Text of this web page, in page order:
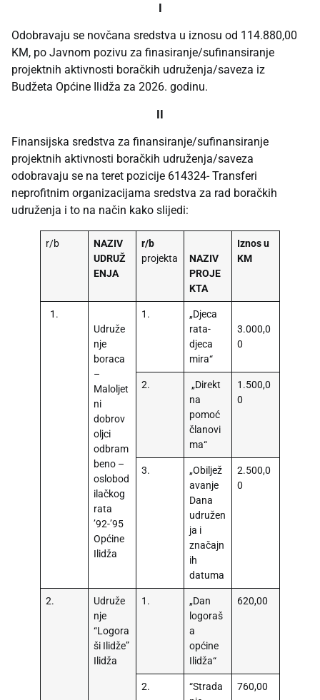
I
Odobravaju se novčana sredstva u iznosu od 114.880,00
KM, po Javnom pozivu za finasiranje/sufinansiranje
projektnih aktivnosti boračkih udruženja/saveza iz
Budžeta Općine Ilidža za 2026. godinu.
II
Finansijska sredstva za finansiranje/sufinansiranje
projektnih aktivnosti boračkih udruženja/saveza
odobravaju se na teret pozicije 614324- Transferi
neprofitnim organizacijama sredstva za rad boračkih
udruženja i to na način kako slijedi:
r/b
NAZIV
UDRUŽ
ENJA
r/b
projekta
NAZIV
PROJE
KTA
Iznos u
KM
1.
Udruže
nje
boraca
–
Maloljet
ni
dobrov
oljci
odbram
beno –
oslobod
ilačkog
rata
’92-’95
Općine
Ilidža
1.
„Djeca
rata-
djeca
mira“
3.000,0
0
2.
„Direkt
na
pomoć
članovi
ma“
1.500,0
0
3.
„Obiljež
avanje
Dana
udružen
ja i
značajn
ih
datuma
2.500,0
0
2.
Udruže
nje
“Logora
ši Ilidže”
Ilidža
1.
„Dan
logoraš
a
općine
Ilidža“
620,00
2.
“Strada
760,00